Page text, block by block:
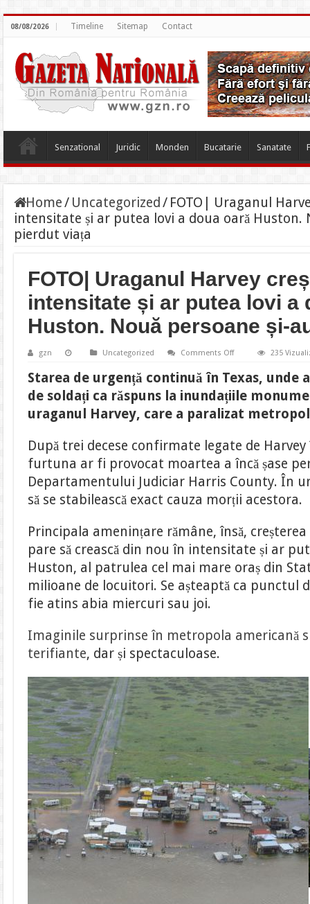
08/08/2026 Timeline Sitemap Contact
Senzational Juridic Monden Bucatarie Sanatate
Home/ Uncategorized / FOTO| Uraganul
intensitate și ar putea lovi a doua oară Huston.
pierdut viața
FOTO| Uraganul Harvey
intensitate și ar putea lovi a
Huston. Nouă persoane și-
gzn Uncategorized Comments Offon
Harvey
crește
din
în
ar
putea
lovi
a
doua
oară
Huston.
Nouă
au
pierdut
viața
235
Starea de urgență continuă în Texas, unde
de soldați ca răspuns la inundațiile
uraganul Harvey, care a paralizat
După trei decese confirmate legate de
furtuna ar fi provocat moartea a încă șase
Departamentului Judiciar Harris County. În
să se stabilească exact cauza morții acestora.
Principala amenințare rămâne, însă,
pare să crească din nou în intensitate și ar
Huston, al patrulea cel mai mare oraș din
milioane de locuitori. Se așteaptă ca punctul
fie atins abia miercuri sau joi.
Imaginile surprinse în metropola americană
terifiante, dar și spectaculoase.